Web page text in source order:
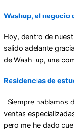
Washup, el negocio
Hoy, dentro de
salido adelante
de Wash-up, una
Residencias de
Siempre hablamos
ventas
pero me he dado